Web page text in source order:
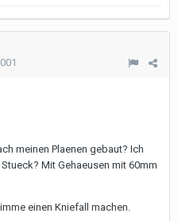
meinen Plaenen gebaut? Ich
Mit Gehaeusen mit 60mm
einen Kniefall machen.